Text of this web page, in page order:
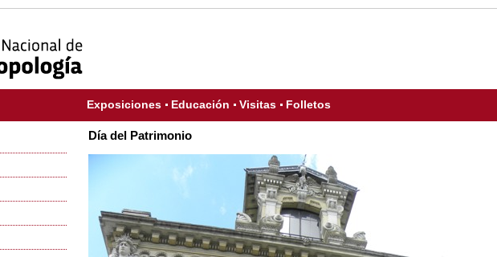
Exposiciones Educación Visitas Folletos
Día del Patrimonio